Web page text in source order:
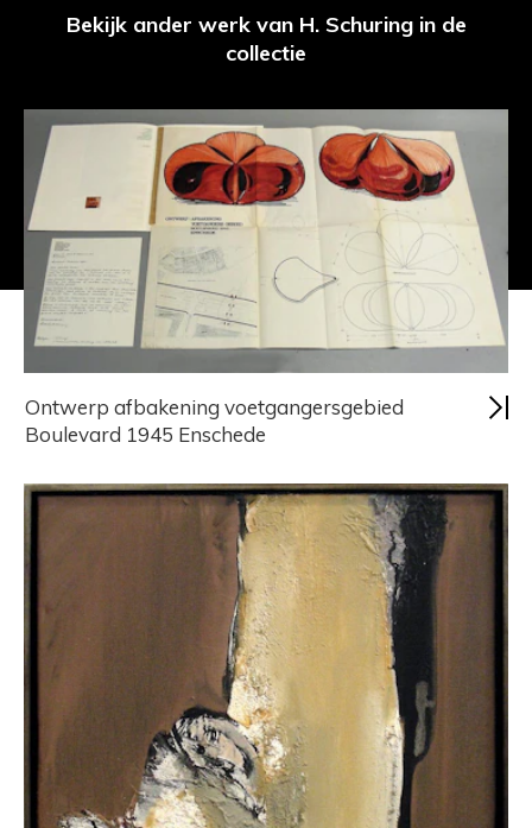
Bekijk ander werk van H. Schuring in de
collectie
Ontwerp afbakening voetgangersgebied
Boulevard 1945 Enschede